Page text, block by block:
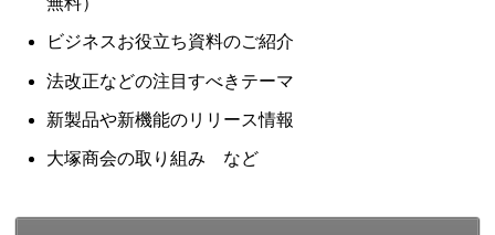
ビジネスお役立ち資料のご紹介
法改正などの注目すべきテーマ
新製品や新機能のリリース情報
大塚商会の取り組み など